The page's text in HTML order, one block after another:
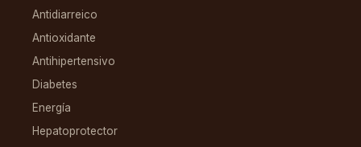
Antidiarreico
Antioxidante
Antihipertensivo
Diabetes
Energía
Hepatoprotector